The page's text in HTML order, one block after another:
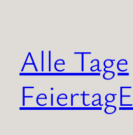
Alle Tage
FeiertagE